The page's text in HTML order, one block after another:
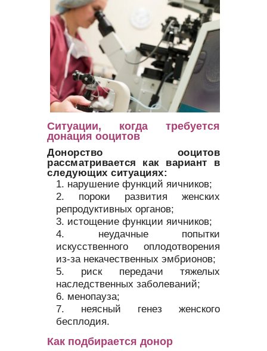
Ситуации, когда требуется
донация ооцитов
Донорство ооцитов
рассматривается как вариант в
следующих ситуациях:
нарушение функций яичников;
пороки развития женских
репродуктивных органов;
истощение функции яичников;
неудачные попытки
искусственного оплодотворения
из-за некачественных эмбрионов;
риск передачи тяжелых
наследственных заболеваний;
менопауза;
неясный генез женского
бесплодия.
Как подбирается донор